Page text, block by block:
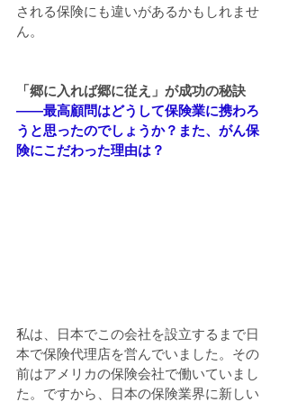
される保険にも違いがあるかもしれませ
ん。
「郷に入れば郷に従え」が成功の秘訣
――最高顧問はどうして保険業に携わろ
うと思ったのでしょうか？また、がん保
険にこだわった理由は？
私は、日本でこの会社を設立するまで日
本で保険代理店を営んでいました。その
前はアメリカの保険会社で働いていまし
た。ですから、日本の保険業界に新しい